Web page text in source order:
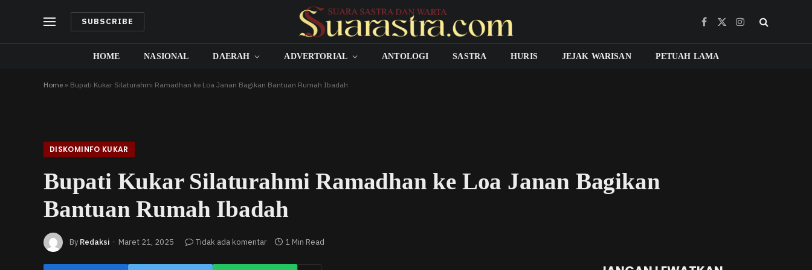
SUBSCRIBE Facebook
X
Instagram
HOME NASIONAL DAERAH ADVERTORIAL ANTOLOGI SASTRA HURIS JEJAK WARISAN PETUAH LAMA
Home » Bupati Kukar Silaturahmi Ramadhan ke Loa Janan Bagikan Bantuan Rumah Ibadah
DISKOMINFO KUKAR
Bupati Kukar Silaturahmi Ramadhan ke Loa Janan Bagikan
Bantuan Rumah Ibadah
By Redaksi Maret 21, 2025 Tidak ada komentar 1 Min Read